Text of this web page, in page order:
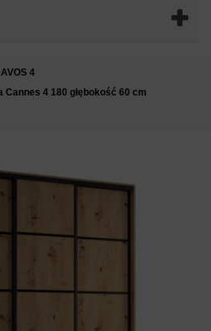
4
4 180 głębokość 60 cm